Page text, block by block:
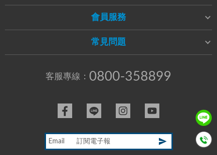
會員服務
常見問題
客服專線： 0800-358899
Email